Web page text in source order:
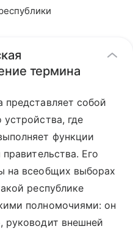
термина
представляет собой
устройства, где
функции
Его
на всеобщих выборах
республике
полномочиями: он
руководит внешней